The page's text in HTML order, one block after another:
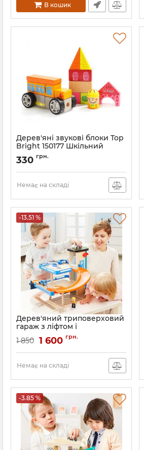
В кошик
Дерев'яні звукові блоки Top
Bright 150177 Шкільний
автобус
330 грн.
Немає на складі
-13.51 %
Дерев'яний триповерховий
гараж з ліфтом і
вертолітним майданчиком
Top Bright 150154
1 850 1 600 грн.
Немає на складі
-3.85 %